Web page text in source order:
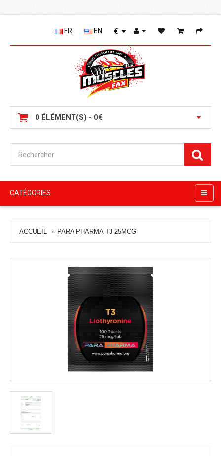
FR EN €
0 ÉLÉMENT(S) - 0€
CATÉGORIES
ACCUEIL PARA PHARMA T3 25MCG